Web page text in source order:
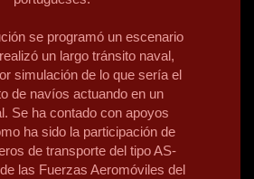
se programó un escenario
un largo tránsito naval,
simulación de lo que sería el
de navíos actuando en un
Se ha contado con apoyos
ha sido la participación de
de transporte del tipo AS-
de las Fuerzas Aeromóviles del